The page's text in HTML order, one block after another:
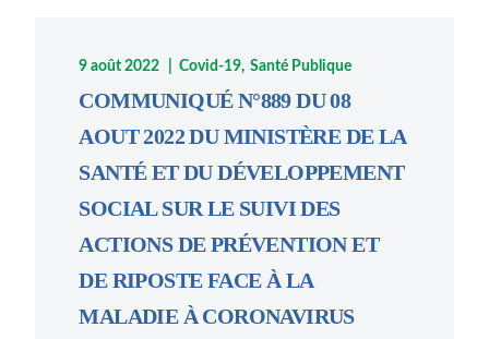
9 août 2022 Covid-19 Santé Publique
COMMUNIQUÉ N°889 DU 08
AOUT 2022 DU MINISTÈRE DE LA
SANTÉ ET DU DÉVELOPPEMENT
SOCIAL SUR LE SUIVI DES
ACTIONS DE PRÉVENTION ET
DE RIPOSTE FACE À LA
MALADIE À CORONAVIRUS